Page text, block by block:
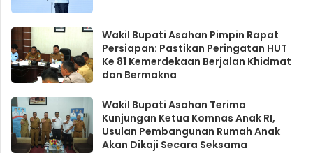
Wakil Bupati Asahan Pimpin Rapat
Persiapan: Pastikan Peringatan HUT
Ke 81 Kemerdekaan Berjalan Khidmat
dan Bermakna
Wakil Bupati Asahan Terima
Kunjungan Ketua Komnas Anak RI,
Usulan Pembangunan Rumah Anak
Akan Dikaji Secara Seksama